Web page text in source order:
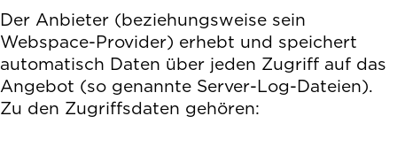
Der Anbieter (beziehungsweise sein
Webspace-Provider) erhebt und speichert
automatisch Daten über jeden Zugriff auf das
Angebot (so genannte Server-Log-Dateien).
Zu den Zugriffsdaten gehören: